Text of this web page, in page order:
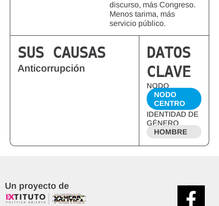
discurso, más Congreso.
Menos tarima, más
servicio público.
SUS CAUSAS
Anticorrupción
DATOS
CLAVE
NODO
NODO
CENTRO
IDENTIDAD DE
GÉNERO
HOMBRE
Un proyecto de